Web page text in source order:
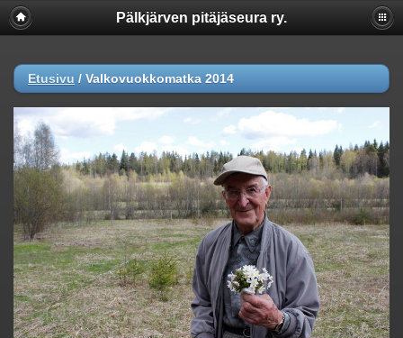
Pälkjärven pitäjäseura ry.
Etusivu / Valkovuokkomatka 2014